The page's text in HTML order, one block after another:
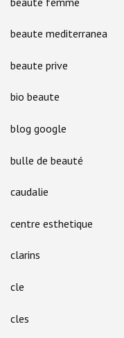
beaute mediterranea
beaute prive
bio beaute
blog google
bulle de beauté
caudalie
centre esthetique
clarins
cle
cles